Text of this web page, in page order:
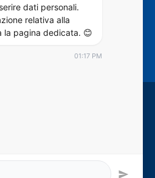
dati personali.
relativa alla
la pagina dedicata. 😊
01:17 PM